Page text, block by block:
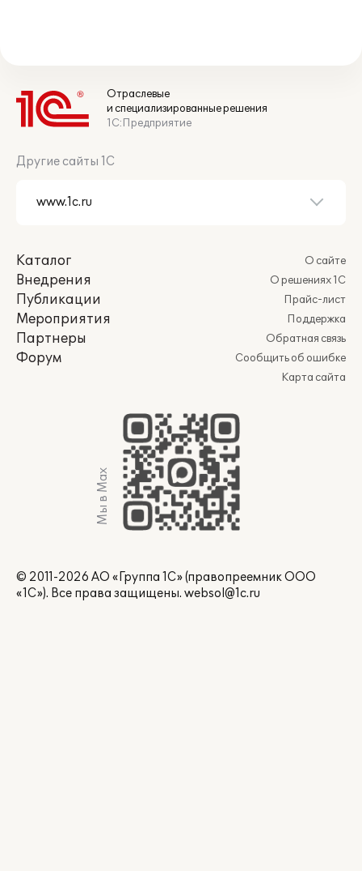
Отраслевые
и специализированные решения
1С:Предприятие
Другие сайты 1С
Каталог
Внедрения
Публикации
Мероприятия
Партнеры
Форум
О сайте
О решениях 1С
Прайс-лист
Поддержка
Обратная связь
Сообщить об ошибке
Карта сайта
Мы в Max
© 2011-2026 АО «Группа 1С» (правопреемник ООО
«1С»). Все права защищены. websol@1c.ru